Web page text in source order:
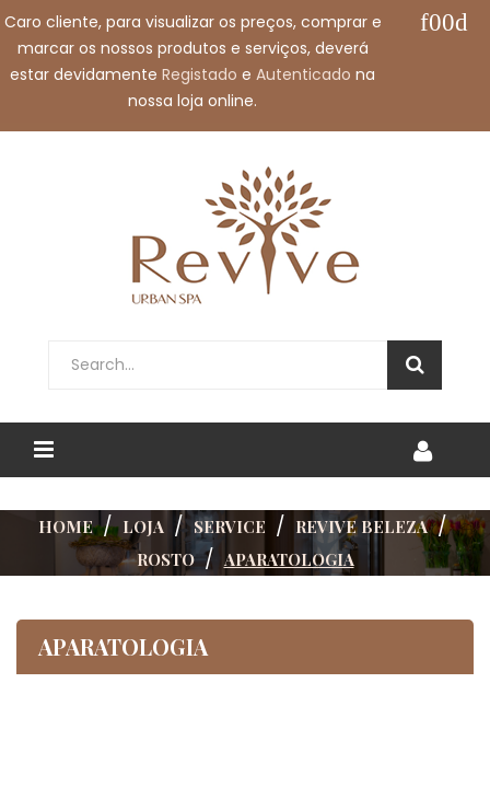
Caro cliente, para visualizar os preços, comprar e
marcar os nossos produtos e serviços, deverá
estar devidamente Registado e Autenticado na
nossa loja online.
Call us free:+351 912 032 115
Email us: shop@revivespa.pt
English
HOME LOJA SERVICE
REVIVE BELEZA
ROSTO
APARATOLOGIA
APARATOLOGIA